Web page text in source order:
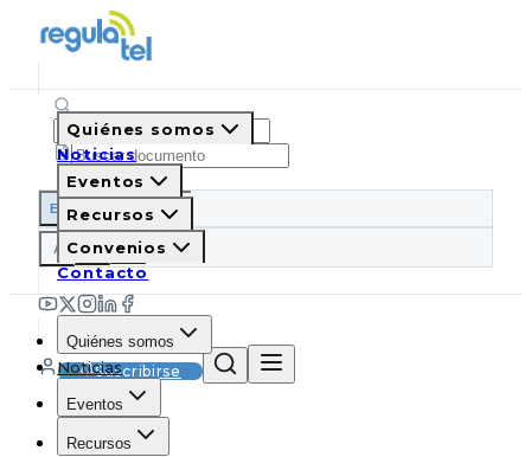
ES IT
A A A
Suscribirse
Quiénes somos
Noticias
Eventos
Recursos
Convenios
Contacto
Quiénes somos
Noticias
Eventos
Recursos